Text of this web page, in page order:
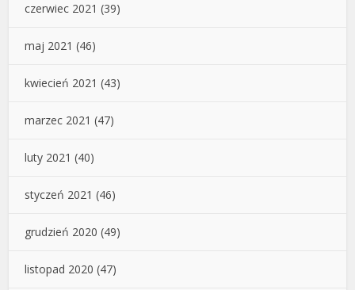
czerwiec 2021 (39)
maj 2021 (46)
kwiecień 2021 (43)
marzec 2021 (47)
luty 2021 (40)
styczeń 2021 (46)
grudzień 2020 (49)
listopad 2020 (47)